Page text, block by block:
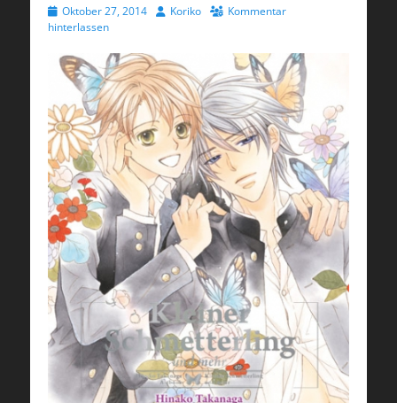
Veröffentlicht
am
Oktober 27, 2014 AutorKoriko
Kommentar
hinterlassen